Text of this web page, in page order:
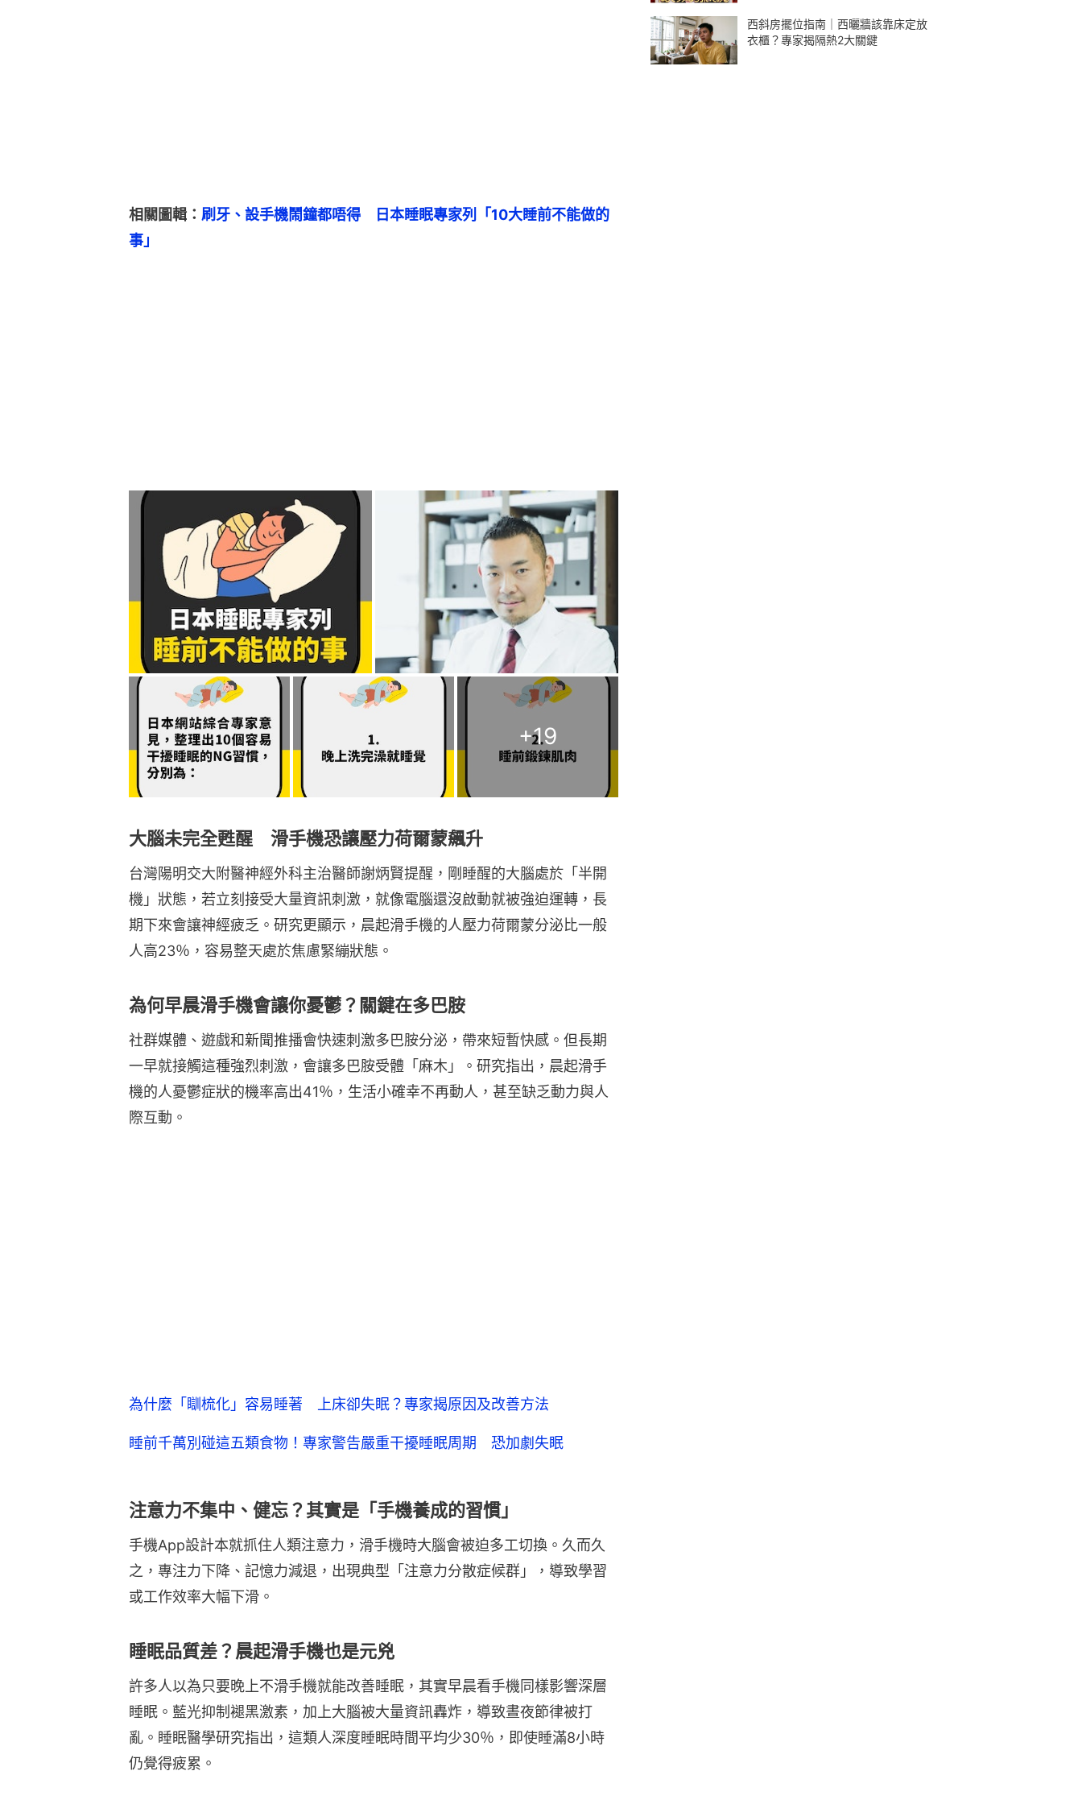
相關圖輯： 刷牙、設手機鬧鐘都唔得　日本睡眠專家列「10大睡前不能做的
事」
+19
大腦未完全甦醒 滑手機恐讓壓力荷爾蒙飆升
台灣陽明交大附醫神經外科主治醫師謝炳賢提醒，剛睡醒的大腦處於「半開
機」狀態，若立刻接受大量資訊刺激，就像電腦還沒啟動就被強迫運轉，長
期下來會讓神經疲乏。研究更顯示，晨起滑手機的人壓力荷爾蒙分泌比一般
人高23％，容易整天處於焦慮緊繃狀態。
為何早晨滑手機會讓你憂鬱？關鍵在多巴胺
社群媒體、遊戲和新聞推播會快速刺激多巴胺分泌，帶來短暫快感。但長期
一早就接觸這種強烈刺激，會讓多巴胺受體「麻木」。研究指出，晨起滑手
機的人憂鬱症狀的機率高出41％，生活小確幸不再動人，甚至缺乏動力與人
際互動。
為什麼「瞓梳化」容易睡著 上床卻失眠？專家揭原因及改善方法
睡前千萬別碰這五類食物！專家警告嚴重干擾睡眠周期 恐加劇失眠
注意力不集中、健忘？其實是「手機養成的習慣」
手機App設計本就抓住人類注意力，滑手機時大腦會被迫多工切換。久而久
之，專注力下降、記憶力減退，出現典型「注意力分散症候群」，導致學習
或工作效率大幅下滑。
睡眠品質差？晨起滑手機也是元兇
許多人以為只要晚上不滑手機就能改善睡眠，其實早晨看手機同樣影響深層
睡眠。藍光抑制褪黑激素，加上大腦被大量資訊轟炸，導致晝夜節律被打
亂。睡眠醫學研究指出，這類人深度睡眠時間平均少30％，即使睡滿8小時
仍覺得疲累。
西斜房擺位指南｜西曬牆該靠床定放
衣櫃？專家揭隔熱2大關鍵